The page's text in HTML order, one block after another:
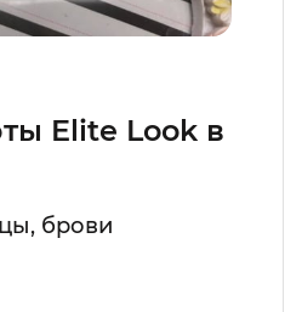
Elite Look в
брови